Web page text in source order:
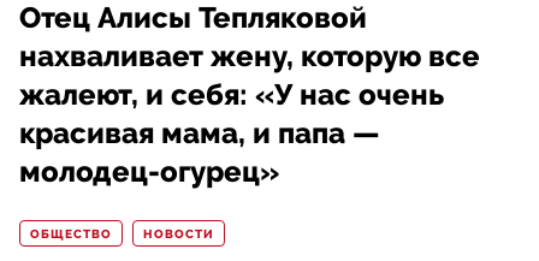
Отец Алисы Тепляковой
нахваливает жену, которую все
жалеют, и себя: «У нас очень
красивая мама, и папа —
молодец-огурец»
ОБЩЕСТВО НОВОСТИ